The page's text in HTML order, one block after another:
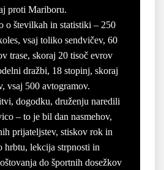
proti Mariboru.
o številkah in statistiki – 250
vsaj toliko sendvičev, 60
trase, skoraj 20 tisoč evrov
dražbi, 18 stopinj, skoraj
vsaj 500 avtogramov.
dogodku, druženju naredili
– to je bil dan nasmehov,
prijateljstev, stiskov rok in
hrbtu, lekcija strpnosti in
do športnih dosežkov